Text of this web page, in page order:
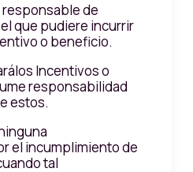
responsable de
que pudiere incurrir
o beneficio.
Incentivos o
responsabilidad
estos.
el incumplimiento de
tal